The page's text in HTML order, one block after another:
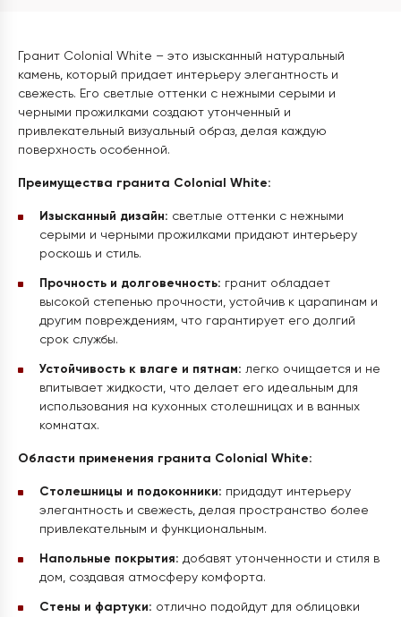
Гранит Colonial White – это изысканный натуральный
камень, который придает интерьеру элегантность и
свежесть. Его светлые оттенки с нежными серыми и
черными прожилками создают утонченный и
привлекательный визуальный образ, делая каждую
поверхность особенной.
Преимущества гранита Colonial White:
Изысканный дизайн: светлые оттенки с нежными
серыми и черными прожилками придают интерьеру
роскошь и стиль.
Прочность и долговечность: гранит обладает
высокой степенью прочности, устойчив к царапинам и
другим повреждениям, что гарантирует его долгий
срок службы.
Устойчивость к влаге и пятнам: легко очищается и не
впитывает жидкости, что делает его идеальным для
использования на кухонных столешницах и в ванных
комнатах.
Области применения гранита Colonial White:
Столешницы и подоконники: придадут интерьеру
элегантность и свежесть, делая пространство более
привлекательным и функциональным.
Напольные покрытия: добавят утонченности и стиля в
дом, создавая атмосферу комфорта.
Стены и фартуки: отлично подойдут для облицовки